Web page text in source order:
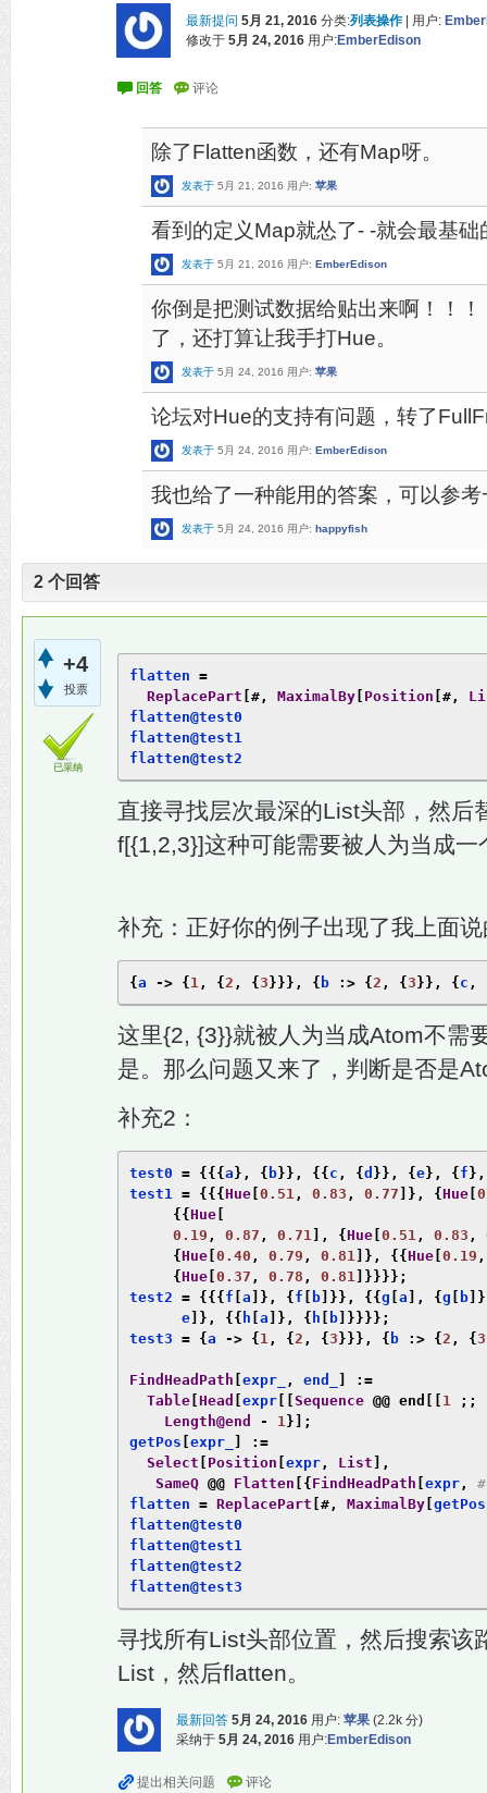
最新提问 5月 21, 2016 分类:列表操作 用户:
修改于 5月 24, 2016 用户:EmberEdison
除了Flatten函数，还有Map呀。
发表于 5月 21, 2016 用户: 苹果
看到的定义Map就怂了- -就会最基础
发表于 5月 21, 2016 用户: EmberEdison
你倒是把测试数据给贴出来啊！！
了，还打算让我手打Hue。
发表于 5月 24, 2016 用户: 苹果
论坛对Hue的支持有问题，转了
发表于 5月 24, 2016 用户: EmberEdison
我也给了一种能用的答案，可以参考
发表于 5月 24, 2016 用户: happyfish
2 个回答
+4
投票
已采纳
flatten =
ReplacePart [#, MaximalBy Position [#,
flatten@test0
flatten@test1
flatten@test2
直接寻找层次最深的List头部，然后
f[{1,2,3}]这种可能需要被人为当成
补充：正好你的例子出现了我上面
{ a -> { 1 , { 2 , { 3 }}}, { b :> { 2 , { 3 }}, { c ,
这里{2, {3}}就被人为当成Atom不需
是。那么问题又来了，判断是否是
补充2：
test0 = {{{ a }, { b}}, {{ c , { d }}, { e}, { f },
test1 = {{{ Hue 0.51 , 0.83 , 0.77 ]}, { Hue
{{ Hue
0.19 , 0.87 , 0.71 ], { Hue 0.51 , 0.83 ,
{ Hue 0.40 , 0.79 , 0.81 ]}, {{ Hue 0.19 ,
{ Hue 0.37 , 0.78 , 0.81 ]}}}};
test2 = {{{ f a ]}, { f b ]}}, {{ g a ], { g b
      e
]}, {{ h a ]}, { h b ]}}}};
test3 = { a -> { 1 , { 2 , { 3 }}}, { b :> { 2 , { 3
FindHeadPath expr_ , end_
:=
Table Head expr Sequence @@ end 1 ;;
Length@end
- 1}];
getPos expr_
:=
Select
Position expr , List ],
SameQ @@ Flatten [{ FindHeadPath expr ,
flatten = ReplacePart [#, MaximalBy getPos
flatten@test0
flatten@test1
flatten@test2
flatten@test3
寻找所有List头部位置，然后搜索该
List，然后flatten。
最新回答 5月 24, 2016 用户: 苹果 (2.2k 分)
采纳于 5月 24, 2016 用户:EmberEdison